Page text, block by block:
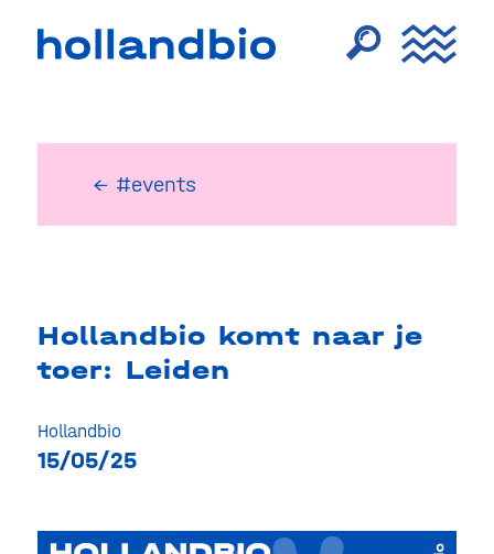
← #events
Hollandbio komt naar je
toer: Leiden
Hollandbio
15/05/25